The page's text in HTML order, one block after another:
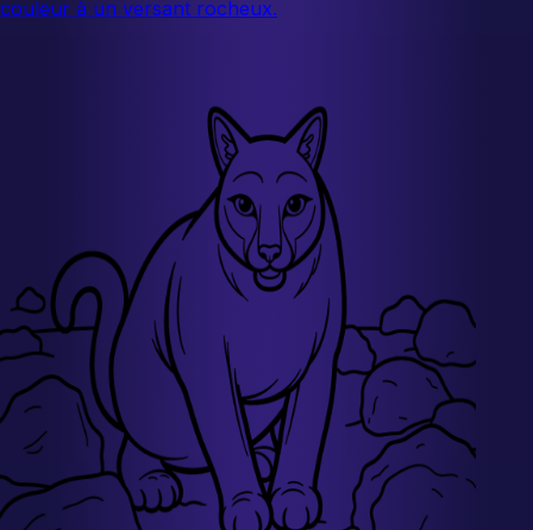
couleur à un versant rocheux.